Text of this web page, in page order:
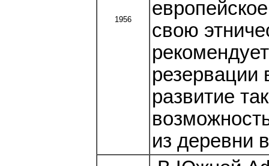
1956
свою
резервации
развитие
из деревни